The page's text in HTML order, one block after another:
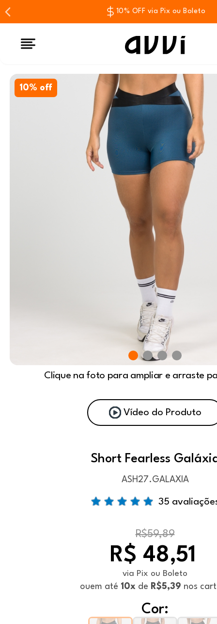
10% OFF via Pix ou Boleto
10% off
Clique na foto para ampliar e arraste
Vídeo do Produto
Short Fearless
ASH27.GALAXIA
35
R$59,89
R$ 48,51
via Pix ou Boleto
ouem até 10xde R$5,39 nos
Cor: